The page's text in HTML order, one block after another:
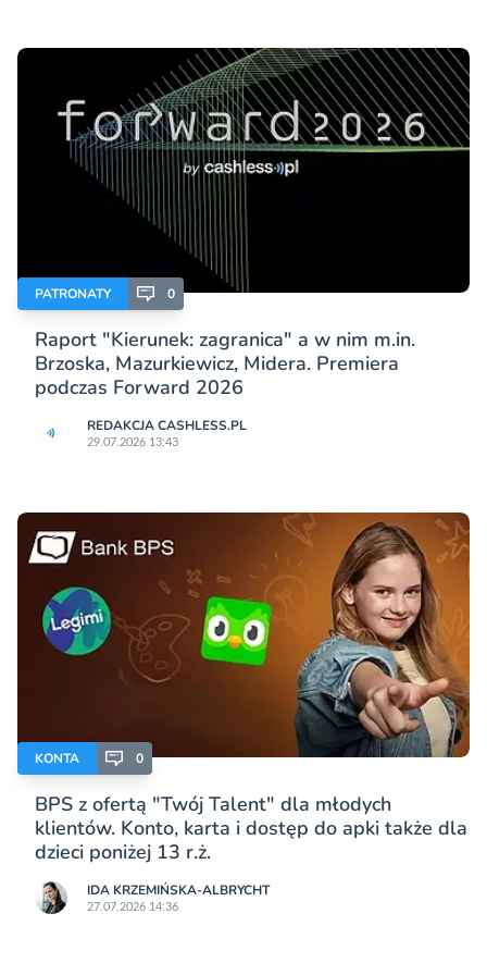
PATRONATY 0
Raport "Kierunek: zagranica" a w nim m.in.
Brzoska, Mazurkiewicz, Midera. Premiera
podczas Forward 2026
REDAKCJA CASHLESS.PL
29.07.2026 13:43
KONTA 0
BPS z ofertą "Twój Talent" dla młodych
klientów. Konto, karta i dostęp do apki także dla
dzieci poniżej 13 r.ż.
IDA KRZEMIŃSKA-ALBRYCHT
27.07.2026 14:36